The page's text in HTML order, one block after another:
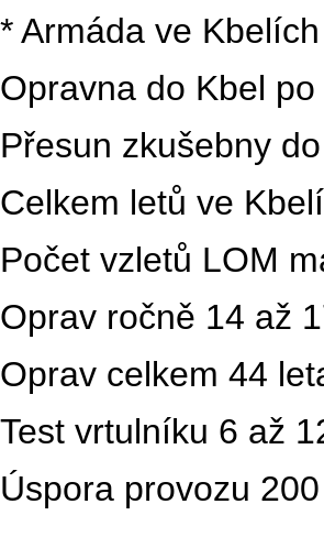
* Armáda ve Kbelích
Opravna do Kbel po
Přesun zkušebny
Celkem letů ve
Počet vzletů LOM
Oprav ročně 14 až
Oprav celkem 44
Test vrtulníku 6 až
Úspora provozu